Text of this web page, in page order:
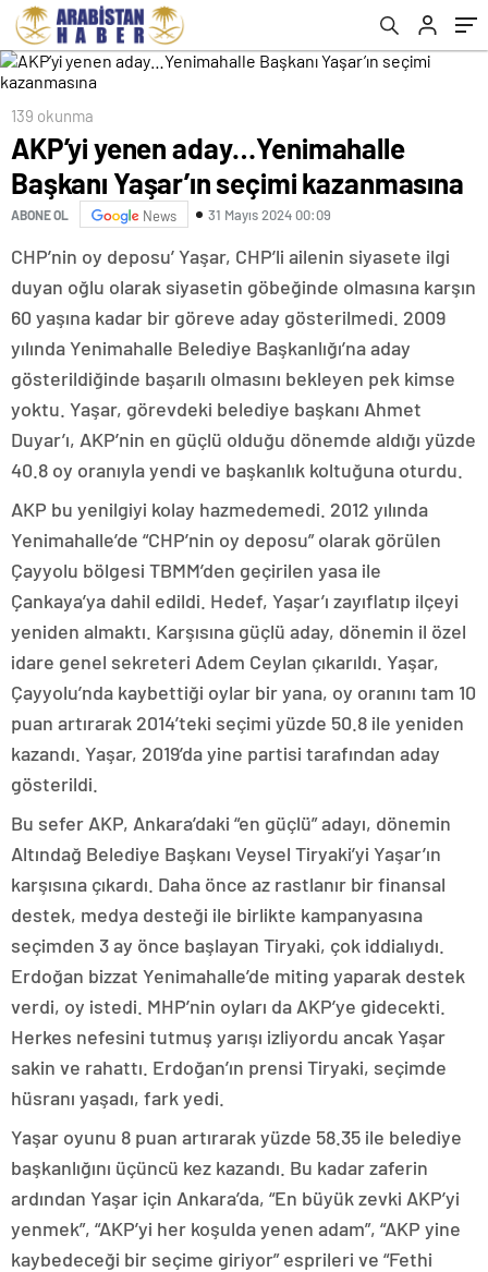
139 okunma
AKP’yi yenen aday…Yenimahalle
Başkanı Yaşar’ın seçimi kazanmasına
ABONE OL News 31 Mayıs 2024 00:09
CHP’nin oy deposu’ Yaşar, CHP’li ailenin siyasete ilgi
duyan oğlu olarak siyasetin göbeğinde olmasına karşın
60 yaşına kadar bir göreve aday gösterilmedi. 2009
yılında Yenimahalle Belediye Başkanlığı’na aday
gösterildiğinde başarılı olmasını bekleyen pek kimse
yoktu. Yaşar, görevdeki belediye başkanı Ahmet
Duyar’ı, AKP’nin en güçlü olduğu dönemde aldığı yüzde
40.8 oy oranıyla yendi ve başkanlık koltuğuna oturdu.
AKP bu yenilgiyi kolay hazmedemedi. 2012 yılında
Yenimahalle’de “CHP’nin oy deposu” olarak görülen
Çayyolu bölgesi TBMM’den geçirilen yasa ile
Çankaya’ya dahil edildi. Hedef, Yaşar’ı zayıflatıp ilçeyi
yeniden almaktı. Karşısına güçlü aday, dönemin il özel
idare genel sekreteri Adem Ceylan çıkarıldı. Yaşar,
Çayyolu’nda kaybettiği oylar bir yana, oy oranını tam 10
puan artırarak 2014’teki seçimi yüzde 50.8 ile yeniden
kazandı. Yaşar, 2019’da yine partisi tarafından aday
gösterildi.
Bu sefer AKP, Ankara’daki “en güçlü” adayı, dönemin
Altındağ Belediye Başkanı Veysel Tiryaki’yi Yaşar’ın
karşısına çıkardı. Daha önce az rastlanır bir finansal
destek, medya desteği ile birlikte kampanyasına
seçimden 3 ay önce başlayan Tiryaki, çok iddialıydı.
Erdoğan bizzat Yenimahalle’de miting yaparak destek
verdi, oy istedi. MHP’nin oyları da AKP’ye gidecekti.
Herkes nefesini tutmuş yarışı izliyordu ancak Yaşar
sakin ve rahattı. Erdoğan’ın prensi Tiryaki, seçimde
hüsranı yaşadı, fark yedi.
Yaşar oyunu 8 puan artırarak yüzde 58.35 ile belediye
başkanlığını üçüncü kez kazandı. Bu kadar zaferin
ardından Yaşar için Ankara’da, “En büyük zevki AKP’yi
yenmek”, “AKP’yi her koşulda yenen adam”, “AKP yine
kaybedeceği bir seçime giriyor” esprileri ve “Fethi